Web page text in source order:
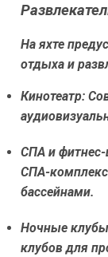
На яхте
отдыха и
Кинотеатр:
СПА и фитнес-
СПА-
бассейнами.
Ночные
клубов для